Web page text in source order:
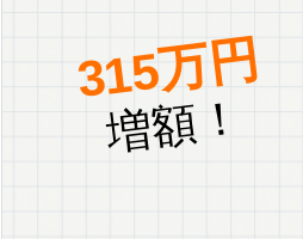
315万円
増額！